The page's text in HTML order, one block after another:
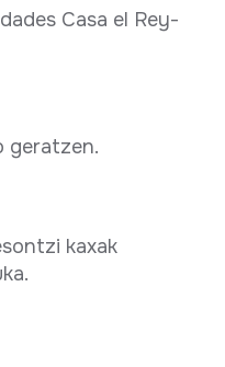
Casa el Rey-
geratzen.
kaxak